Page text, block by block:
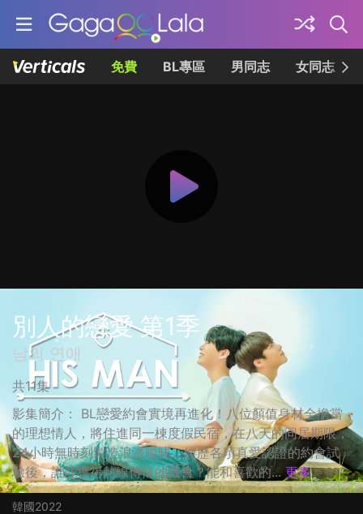
免費 BL專區 男同志 女同志
別人的戀愛 第1季
남의 연애
共11集
影集簡介： BL戀愛約會實境再進化！八位顏值身材全擔當
的理想情人，將住進同一棟度假民宿，在八天的同居期限，
24小時無時刻製造浪漫曖昧，經歷各項真愛認證的約會試
驗後，誰能獲得熱線傳情的機會？能和喜歡的... 更多
韓國2022